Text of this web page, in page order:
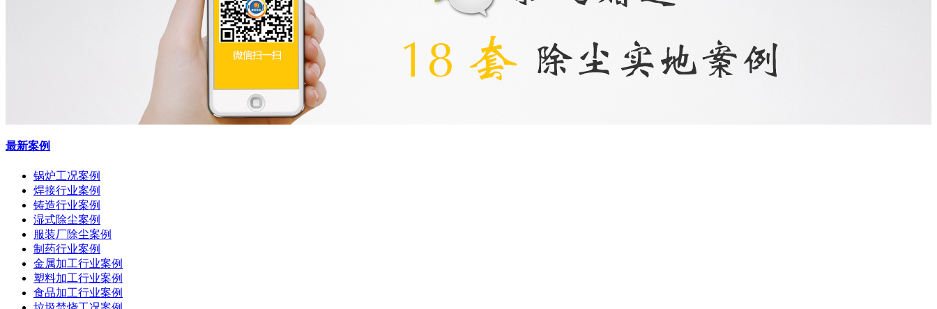
最新案例
锅炉工况案例
焊接行业案例
铸造行业案例
湿式除尘案例
服装厂除尘案例
制药行业案例
金属加工行业案例
塑料加工行业案例
食品加工行业案例